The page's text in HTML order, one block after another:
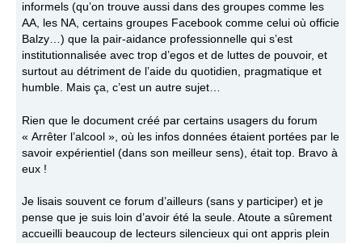
informels (qu’on trouve aussi dans des groupes comme les
AA, les NA, certains groupes Facebook comme celui où officie
Balzy…) que la pair-aidance professionnelle qui s’est
institutionnalisée avec trop d’egos et de luttes de pouvoir, et
surtout au détriment de l’aide du quotidien, pragmatique et
humble. Mais ça, c’est un autre sujet…
Rien que le document créé par certains usagers du forum
« Arrêter l’alcool », où les infos données étaient portées par le
savoir expérientiel (dans son meilleur sens), était top. Bravo à
eux !
Je lisais souvent ce forum d’ailleurs (sans y participer) et je
pense que je suis loin d’avoir été la seule. Atoute a sûrement
accueilli beaucoup de lecteurs silencieux qui ont appris plein